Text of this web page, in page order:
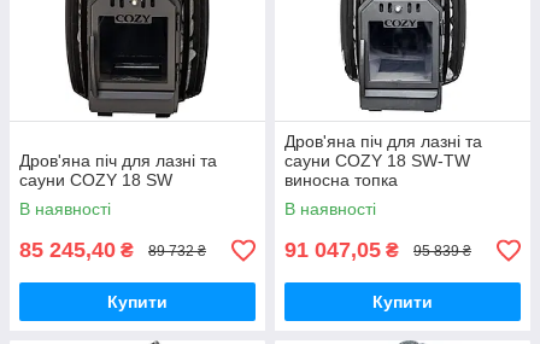
Дров'яна піч для лазні та
сауни COZY 18 SW
В наявності
85 245,40 ₴ 89 732 ₴
Купити
Дров'яна піч для лазні та
сауни COZY 18 SW-TW
виносна топка
В наявності
91 047,05 ₴ 95 839 ₴
Купити